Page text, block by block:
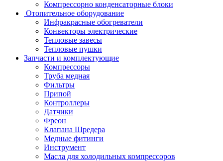
Компрессорно конденсаторные блоки
Отопительное оборудование
Инфракрасные обогреватели
Конвекторы электрические
Тепловые завесы
Тепловые пушки
Запчасти и комплектующие
Компрессоры
Труба медная
Фильтры
Припой
Контроллеры
Датчики
Фреон
Клапана Шредера
Медные фитинги
Инструмент
Масла для холодильных компрессоров